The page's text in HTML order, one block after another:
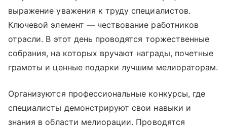
выражение уважения к труду специалистов.
Ключевой элемент — чествование работников
отрасли. В этот день проводятся торжественные
собрания, на которых вручают награды, почетные
грамоты и ценные подарки лучшим мелиораторам.
Организуются профессиональные конкурсы, где
специалисты демонстрируют свои навыки и
знания в области мелиорации. Проводятся